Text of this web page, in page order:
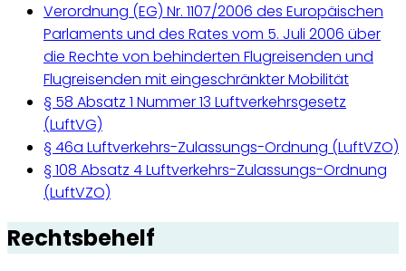
Verordnung (EG) Nr. 1107/2006 des Europäischen
Parlaments und des Rates vom 5. Juli 2006 über
die Rechte von behinderten Flugreisenden und
Flugreisenden mit eingeschränkter Mobilität
§ 58 Absatz 1 Nummer 13 Luftverkehrsgesetz
(LuftVG)
§ 46a Luftverkehrs-Zulassungs-Ordnung (LuftVZO)
§ 108 Absatz 4 Luftverkehrs-Zulassungs-Ordnung
(LuftVZO)
Rechtsbehelf